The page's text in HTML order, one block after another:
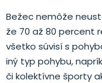
Bežec nemôže
že 70 až 80 percent
všetko súvisí s
iný typ pohybu,
či kolektívne športy